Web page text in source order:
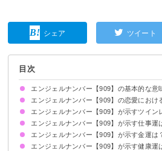
シェア ツイート
目次
エンジェルナンバー【909】の基本的な意
大きな変化の時を乗り越えましょう
魂の次元を上昇させましょう
エンジェルナンバー【909】の恋愛におけ
片思いしている時
復縁したい時
恋人との関係について
結婚を考えている場合
エンジェルナンバー【909】が示すツイン
ツインレイとの関係が進展する前兆です
サイレント期間の場合
エンジェルナンバー【909】が示す仕事運
エンジェルナンバー【909】が示す金運は
エンジェルナンバー【909】が示す健康運